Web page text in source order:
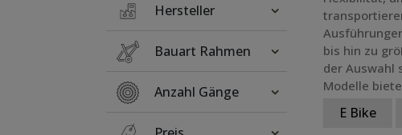
Hersteller
Bauart Rahmen
Anzahl Gänge
bis hin zu
der Auswahl
Modelle
E Bike